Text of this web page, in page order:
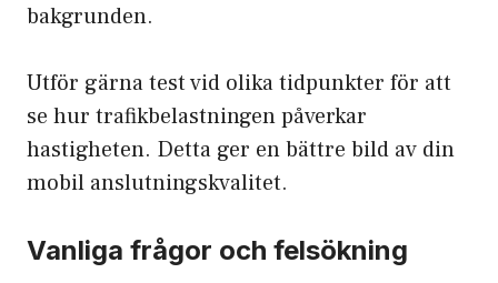
bakgrunden.
Utför gärna test vid olika tidpunkter för att
se hur trafikbelastningen påverkar
hastigheten. Detta ger en bättre bild av din
mobil anslutningskvalitet.
Vanliga frågor och felsökning